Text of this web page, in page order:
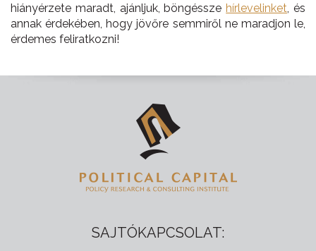
hiányérzete maradt, ajánljuk, böngésszehírlevelinket, és
annak érdekében, hogy jövőre semmiről ne maradjon le,
érdemes feliratkozni!
SAJTÓKAPCSOLAT: